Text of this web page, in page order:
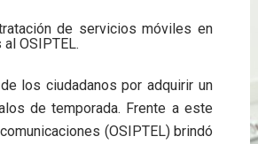
a verificar tope de 7 líneas móviles
tras emergencia por
seguridad y facilitar
en el Perú
de servicios móviles en
OSIPTEL.
los ciudadanos por adquirir un
de temporada. Frente a este
(OSIPTEL) brindó